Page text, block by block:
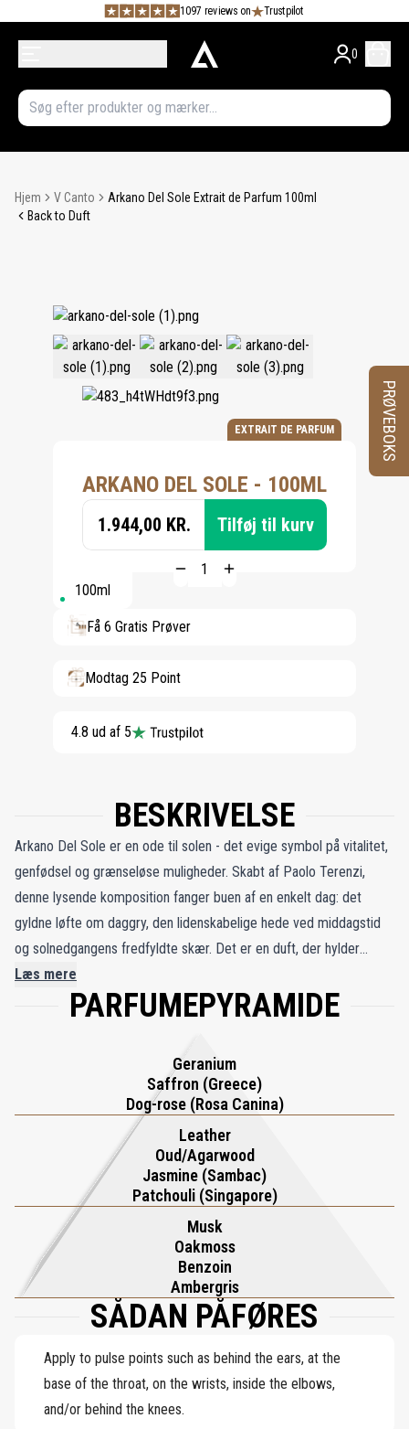
1097 reviews on Trustpilot
0
Hjem V Canto
Arkano Del Sole Extrait de Parfum 100ml
Back to Duft
EXTRAIT DE PARFUM
ARKANO DEL SOLE - 100ML
1.944,00 KR. Tilføj til kurv
100ml
Få 6 Gratis Prøver
Modtag 25 Point
4.8 ud af 5
BESKRIVELSE
Arkano Del Sole er en ode til solen - det evige symbol på vitalitet,
genfødsel og grænseløse muligheder. Skabt af Paolo Terenzi,
denne lysende komposition fanger buen af ​​en enkelt dag: det
gyldne løfte om daggry, den lidenskabelige hede ved middagstid
og solnedgangens fredfyldte skær. Det er en duft, der hylder
transformation og indre ild, designet til dem, der søger energi,
mod og glansen af ​​nye begyndelser. Som sollys på huden udstråler
geranium fletter sig sammen med den eksotiske rigdom af græsk
safran, hvilket skaber en brændende, men alligevel raffineret
åbning. I hjertet blomstrer indisk sambac jasmin med sensuel
intensitet og smelter sammen med mystisk indisk oudh, robust
toscansk læder og jordagtig singaporeansk patchouli. Basen
udfolder sig til kongelig Ambra og Moskus, beriget af
balsamicosødmen fra Siam Benzoin og den jordende elegance fra
Toscansk Egemos - efterlader et kraftfuldt, omsluttende spor af
sofistikeret solenergi.
Læs mere
PARFUMEPYRAMIDE
Geranium
Saffron (Greece)
Dog-rose (Rosa Canina)
Leather
Oud/Agarwood
Jasmine (Sambac)
Patchouli (Singapore)
Musk
Oakmoss
Benzoin
Ambergris
SÅDAN PÅFØRES
Apply to pulse points such as behind the ears, at the
base of the throat, on the wrists, inside the elbows,
and/or behind the knees.
PRØVEBOKS